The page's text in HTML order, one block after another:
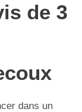
de 3
dans un